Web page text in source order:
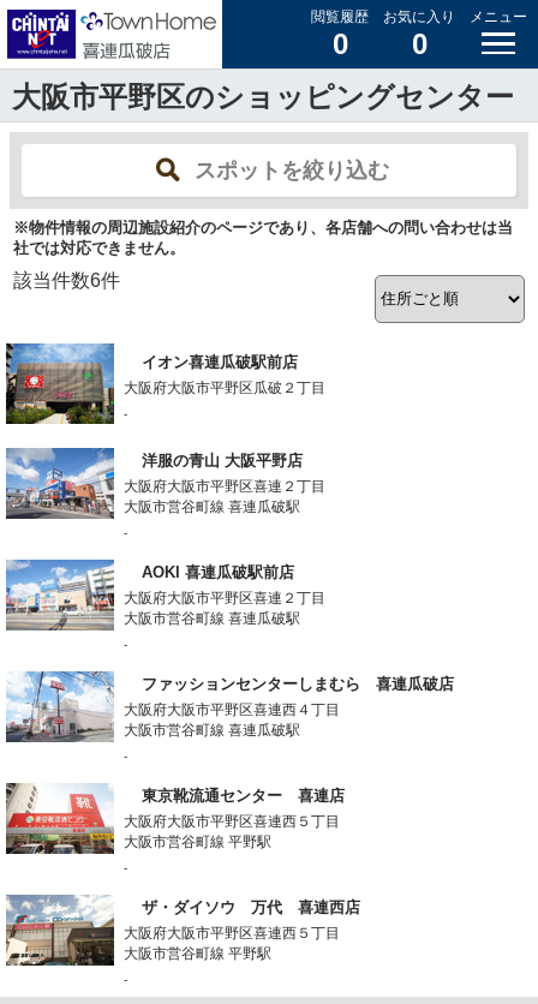
閲覧履歴
0
お気に入り
0
メニュー
大阪市平野区のショッピングセンター
スポットを絞り込む
※物件情報の周辺施設紹介のページであり、各店舗への問い合わせは当
社では対応できません。
該当件数6件
イオン喜連瓜破駅前店
大阪府大阪市平野区瓜破２丁目
-
洋服の青山 大阪平野店
大阪府大阪市平野区喜連２丁目
大阪市営谷町線 喜連瓜破駅
-
AOKI 喜連瓜破駅前店
大阪府大阪市平野区喜連２丁目
大阪市営谷町線 喜連瓜破駅
-
ファッションセンターしまむら 喜連瓜破店
大阪府大阪市平野区喜連西４丁目
大阪市営谷町線 喜連瓜破駅
-
東京靴流通センター 喜連店
大阪府大阪市平野区喜連西５丁目
大阪市営谷町線 平野駅
-
ザ・ダイソウ 万代 喜連西店
大阪府大阪市平野区喜連西５丁目
大阪市営谷町線 平野駅
-